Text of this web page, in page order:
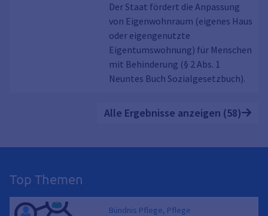
Der Staat fördert die Anpassung
von Eigenwohnraum (eigenes Haus
oder eigengenutzte
Eigentumswohnung) für Menschen
mit Behinderung (§ 2 Abs. 1
Neuntes Buch Sozialgesetzbuch).
Alle Ergebnisse anzeigen (58)
Top Themen
Bündnis Pflege, Pflege